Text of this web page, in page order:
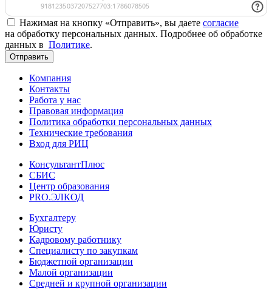
Нажимая на кнопку «Отправить», вы даете согласие
на обработку персональных данных. Подробнее об обработке
данных в Политике.
Отправить
Компания
Контакты
Работа у нас
Правовая информация
Политика обработки персональных данных
Технические требования
Вход для РИЦ
КонсультантПлюс
СБИС
Центр образования
PRO.ЭЛКОД
Бухгалтеру
Юристу
Кадровому работнику
Специалисту по закупкам
Бюджетной организации
Малой организации
Средней и крупной организации